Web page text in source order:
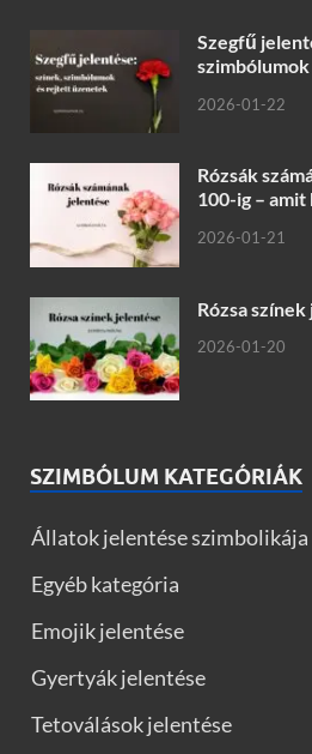
Szegfű
2026-01-22
Rózsák
100-ig –
2026-01-21
Rózsa
2026-01-20
SZIMBÓLUM KATEGÓRIÁK
Állatok jelentése szimbolikája
Egyéb kategória
Emojik jelentése
Gyertyák jelentése
Tetoválások jelentése